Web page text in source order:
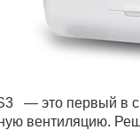
— это первый в
вентиляцию.